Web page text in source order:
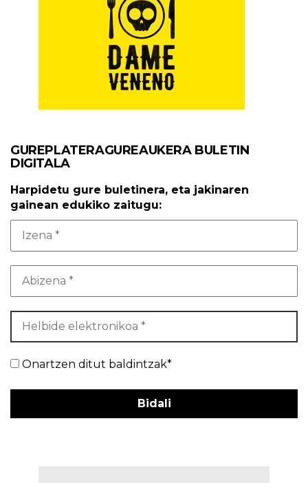
GUREPLATERAGUREAUKERA BULETIN
DIGITALA
Harpidetu gure buletinera, eta jakinaren
gainean edukiko zaitugu:
Onartzen ditut baldintzak*